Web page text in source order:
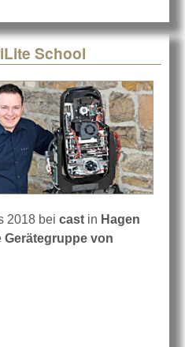
School
2018 bei cast in Hagen
Gerätegruppe von